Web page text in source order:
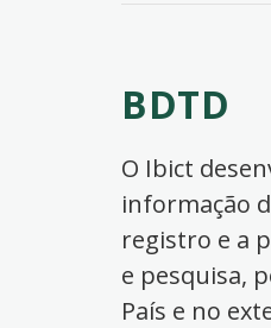
BDTD
O Ibict
informação
registro e a
e pesquisa,
País e no